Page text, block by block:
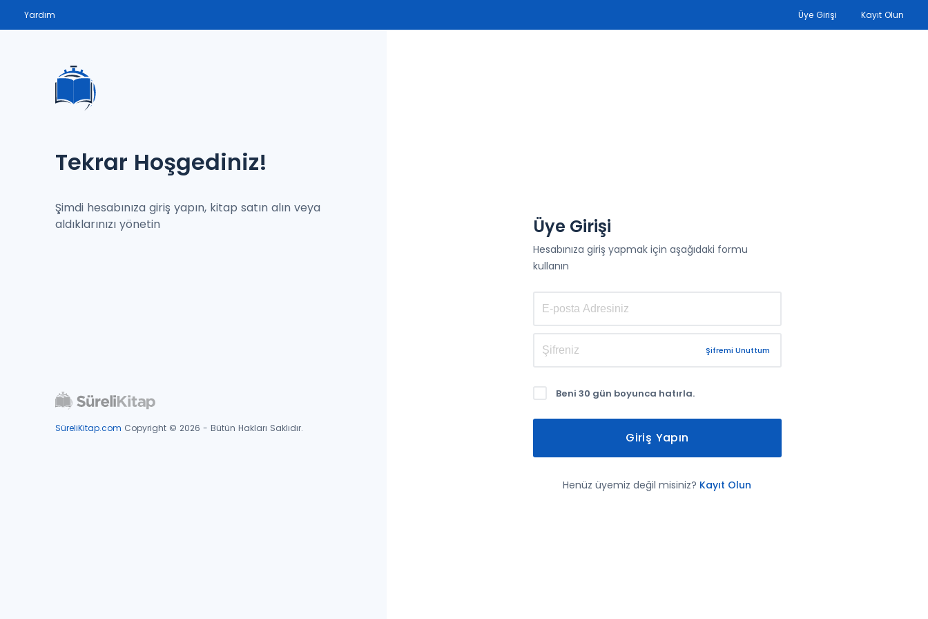
Yardım Üye Girişi Kayıt Olun
Üye Girişi
Hesabınıza giriş yapmak için aşağıdaki formu
kullanın
Şifremi Unuttum
Beni 30 gün boyunca hatırla.
Giriş Yapın
Henüz üyemiz değil misiniz? Kayıt Olun
Tekrar Hoşgediniz!
Şimdi hesabınıza giriş yapın, kitap satın alın veya
aldıklarınızı yönetin
SüreliKitap.com Copyright © 2026 - Bütün Hakları Saklıdır.